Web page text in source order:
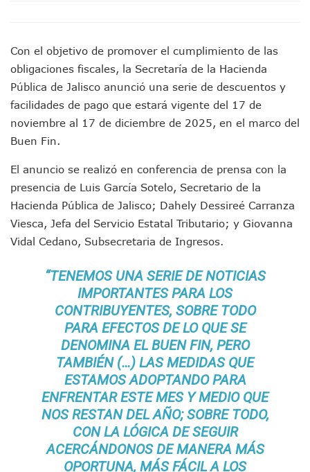
Huracán En Formación Podría Generar Oleaje Elevado En
Viajar A Puerto Vallarta Este Verano Puede Costar Hasta
Buscan Reducir Riesgos Por Cocodrilos En Playas De
Plantean “Ley Don Juanito” Al Diputado Federal Bruno
Vecinos De La Playita Reciben A Juan Carlos Castro
Asesinan En Oaxaca Al Periodista Francisco Alejandro
Yussara Canales Pide Transparencia Sobre Nuevo
Adultos Mayores De Ixtapa Tendrán Una “Casa De Día”
Mujeres Recorren Calles De Ixtapa Para Identificar
Bruno Blancas Convoca A Mesa De Análisis Para La
CUCosta E IMSS Nayarit Avanzan En Acuerdos Para
Videos De Presunto Convoy Armado Desatan Operativo
Dr. Álvarez Zayas Dirige Plan De Salud Animal Y
“El Mayo” Zambada Es Condenado A Morir En Prisión En
Orgullo Vallartense: Zhoemí Luévanos Competirá En El
Brigada Forense Brindará Atención A Familias De
Vecinos De Vallarta 500 Exponen Queja De Vialidades A
Pelea De Extranjera Durante Función De “La Odisea” En
Joven Esgrimista De Puerto Vallarta Asegura Lugar En El
Llegan Camiones “oruga” A Puerto Vallarta Con
Coordinan Operativo Para Las Tradicionales Paseadas
Monzón Mexicano Causará Lluvias Muy Fuertes En
Acusado De Homicidio En El Tuito Permanecerá Un Año
Descartan Riesgo De Tsunami Para Puerto Vallarta Tras
Donald Trump Asistirá A La Final Del Mundial 2026 Entre
Con el objetivo de promover el cumplimiento de las
obligaciones fiscales, la Secretaría de la Hacienda
Pública de Jalisco anunció una serie de descuentos y
facilidades de pago que estará vigente del 17 de
noviembre al 17 de diciembre de 2025, en el marco del
Buen Fin.
El anuncio se realizó en conferencia de prensa con la
presencia de Luis García Sotelo, Secretario de la
Hacienda Pública de Jalisco; Dahely Dessireé Carranza
Viesca, Jefa del Servicio Estatal Tributario; y Giovanna
Vidal Cedano, Subsecretaria de Ingresos.
“TENEMOS UNA SERIE DE NOTICIAS
IMPORTANTES PARA LOS
CONTRIBUYENTES, SOBRE TODO
PARA EFECTOS DE LO QUE SE
DENOMINA EL BUEN FIN, PERO
TAMBIÉN (…) LAS MEDIDAS QUE
ESTAMOS ADOPTANDO PARA
ENFRENTAR ESTE MES Y MEDIO QUE
NOS RESTAN DEL AÑO; SOBRE TODO,
CON LA LÓGICA DE SEGUIR
ACERCÁNDONOS DE MANERA MÁS
OPORTUNA, MÁS FÁCIL A LOS